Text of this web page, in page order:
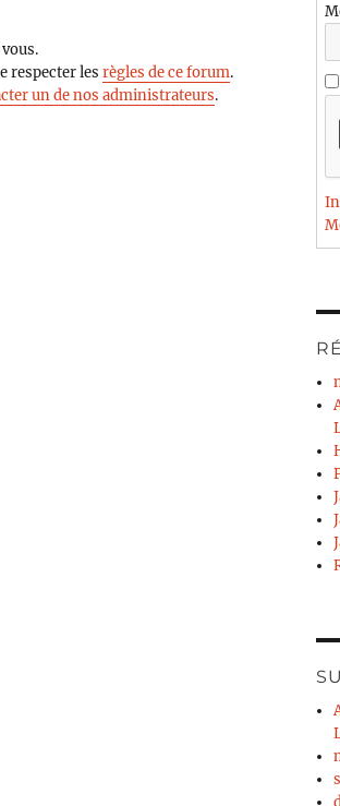
respecter lesrègles de ce forum.
un de nos administrateurs.